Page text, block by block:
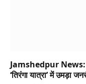
Jamshedpur News:
‘तिरंगा यात्रा’ में उमड़ा